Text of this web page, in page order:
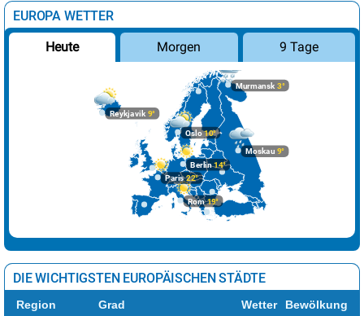
EUROPA WETTER
Heute Morgen 9 Tage
Moskau 9°
Berlin14°
Rom19°
Murmansk 3°
Oslo10°
Reykjavik 9°
Paris22°
DIE WICHTIGSTEN EUROPÄISCHEN STÄDTE
Region Grad Wetter Bewölkung